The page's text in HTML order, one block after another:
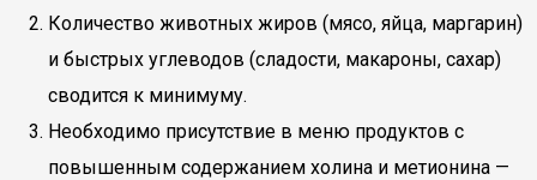
Количество животных жиров (мясо, яйца, маргарин)
и быстрых углеводов (сладости, макароны, сахар)
сводится к минимуму.
Необходимо присутствие в меню продуктов с
повышенным содержанием холина и метионина —